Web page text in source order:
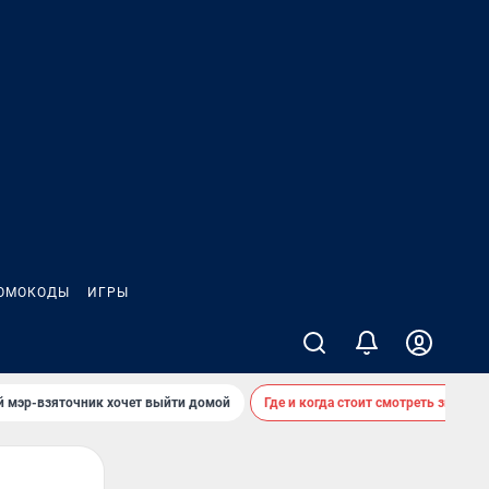
ИГРЫ
мэр-взяточник хочет выйти домой Где и когда стоит смотреть